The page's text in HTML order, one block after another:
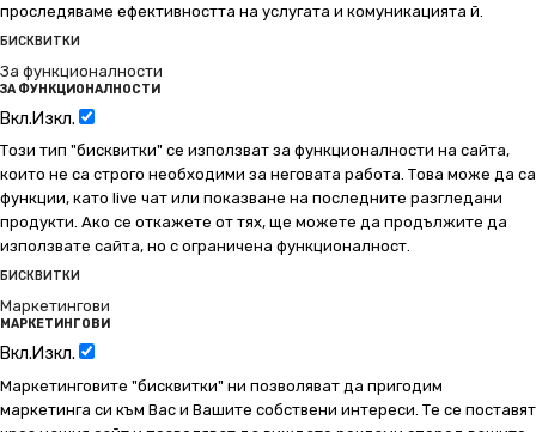
проследяваме ефективността на услугата и комуникацията й.
БИСКВИТКИ
За функционалности
ЗА ФУНКЦИОНАЛНОСТИ
Вкл.Изкл.
Този тип "бисквитки" се използват за функционалности на сайта,
които не са строго необходими за неговата работа. Това може да са
функции, като live чат или показване на последните разгледани
продукти. Ако се откажете от тях, ще можете да продължите да
използвате сайта, но с ограничена функционалност.
БИСКВИТКИ
Маркетингови
МАРКЕТИНГОВИ
Вкл.Изкл.
Маркетинговите "бисквитки" ни позволяват да пригодим
маркетинга си към Вас и Вашите собствени интереси. Те се поставят